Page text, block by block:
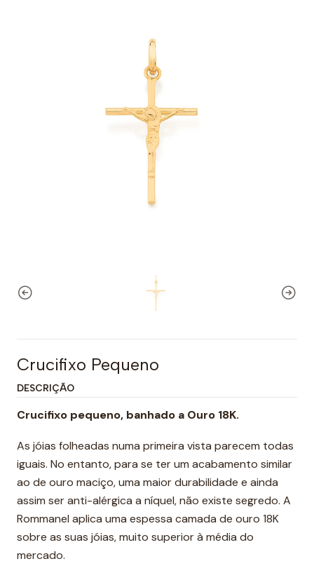
Crucifixo Pequeno
DESCRIÇÃO
Crucifixo pequeno, banhado a Ouro 18K.
As jóias folheadas numa primeira vista parecem todas
iguais. No entanto, para se ter um acabamento similar
ao de ouro maciço, uma maior durabilidade e ainda
assim ser anti-alérgica a níquel, não existe segredo. A
Rommanel aplica uma espessa camada de ouro 18K
sobre as suas jóias, muito superior à média do
mercado.